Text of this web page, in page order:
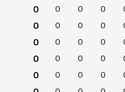
0 0 0 0
0 0 0 0
0 0 0 0
0 0 0 0
0 0 0 0